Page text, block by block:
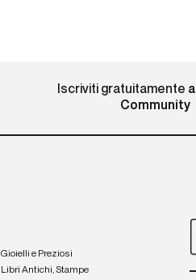
Iscriviti gratuitamente
Community
Gioielli e Preziosi
Libri Antichi, Stampe